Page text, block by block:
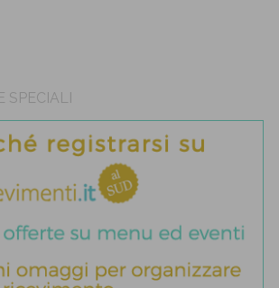
SPECIALI